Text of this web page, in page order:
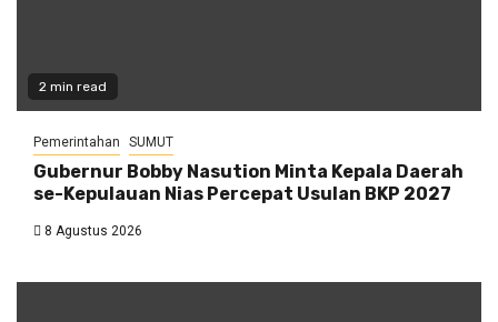
2 min read
Pemerintahan SUMUT
Gubernur Bobby Nasution Minta Kepala Daerah
se-Kepulauan Nias Percepat Usulan BKP 2027
8 Agustus 2026